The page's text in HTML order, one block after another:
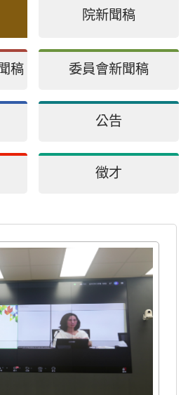
院新聞稿
稿 委員會新聞稿
公告
徵才